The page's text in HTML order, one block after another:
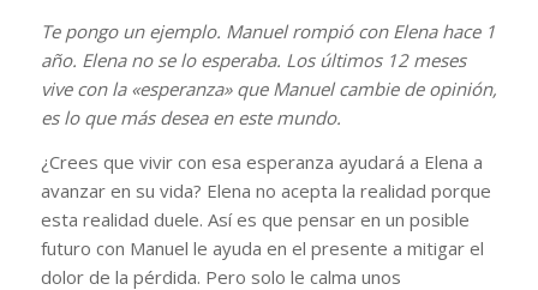
Te pongo un ejemplo. Manuel rompió con Elena hace 1
año. Elena no se lo esperaba. Los últimos 12 meses
vive con la «esperanza» que Manuel cambie de opinión,
es lo que más desea en este mundo.
¿Crees que vivir con esa esperanza ayudará a Elena a
avanzar en su vida? Elena no acepta la realidad porque
esta realidad duele. Así es que pensar en un posible
futuro con Manuel le ayuda en el presente a mitigar el
dolor de la pérdida. Pero solo le calma unos